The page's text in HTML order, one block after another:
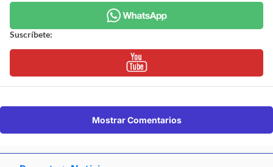
Suscríbete:
Mostrar Comentarios